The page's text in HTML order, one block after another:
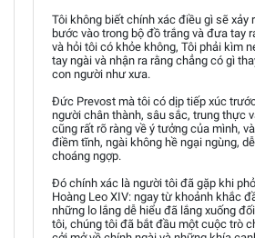
Tôi không biết chính xác điều gì sẽ xảy
bước vào trong bộ đồ trắng và đưa tay
và hỏi tôi có khỏe không, Tôi phải kìm
tay ngài và nhận ra rằng chẳng có gì
con người như xưa.
Đức Prevost mà tôi có dịp tiếp xúc
người chân thành, sâu sắc, trung thực
cũng rất rõ ràng về ý tưởng của mình,
điềm tĩnh, ngài không hề ngại ngùng,
choáng ngợp.
Đó chính xác là người tôi đã gặp khi
Hoàng Leo XIV: ngay từ khoảnh khắc
những lo lắng dễ hiểu đã lắng xuống
tôi, chúng tôi đã bắt đầu một cuộc trò